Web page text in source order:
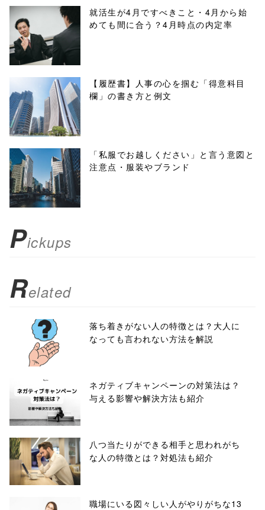
/1134036"
onclick="windo
w.open(this.hre
f, 'Gwindow',
'width=550,
height=450,
menubar=no,
toolbar=no,
scrollbars=yes'
false;"> シェア
就活生が4月ですべきこと・4月から始
めても間に合う？4月時点の内定率
【履歴書】人事の心を掴む「得意科目
欄」の書き方と例文
「私服でお越しください」と言う意図と
注意点・服装やブランド
Pickups
Related
落ち着きがない人の特徴とは？大人に
なっても言われない方法を解説
ネガティブキャンペーンの対策法は？
与える影響や解決方法も紹介
八つ当たりができる相手と思われがち
な人の特徴とは？対処法も紹介
職場にいる図々しい人がやりがちな13